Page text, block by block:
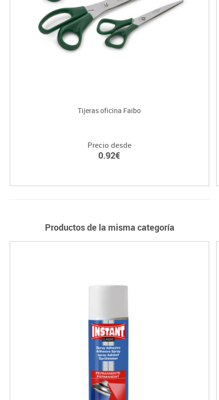
Tijeras oficina Faibo
Precio desde
0.92€
Productos de la misma categoría